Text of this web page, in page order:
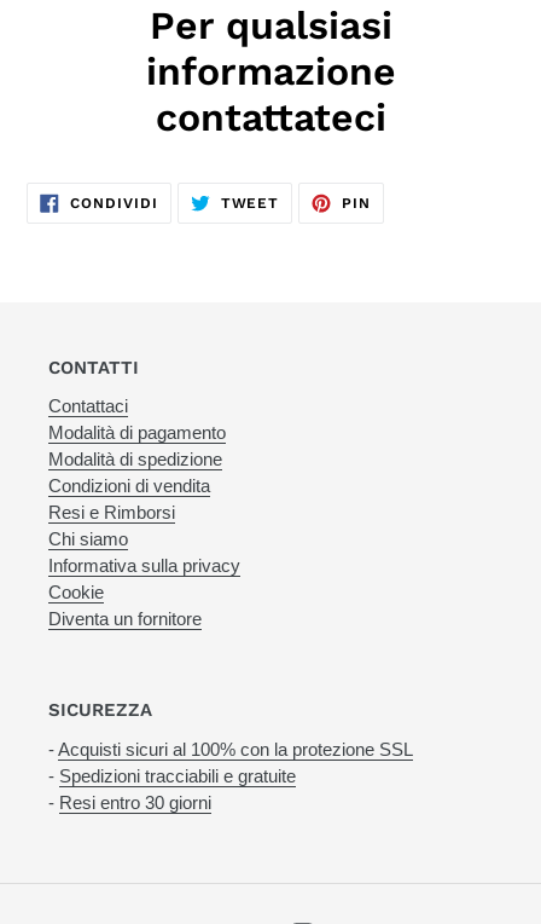
Per qualsiasi
informazione
contattateci
CONDIVIDI CONDIVIDITWEET TWITTA PIN
CONTATTI
Contattaci
Modalità di pagamento
Modalità di spedizione
Condizioni di vendita
Resi e Rimborsi
Chi siamo
Informativa sulla privacy
Cookie
Diventa un fornitore
SICUREZZA
-Acquisti sicuri al 100% con la protezione SSL
- Spedizioni tracciabili e gratuite
- Resi entro 30 giorni